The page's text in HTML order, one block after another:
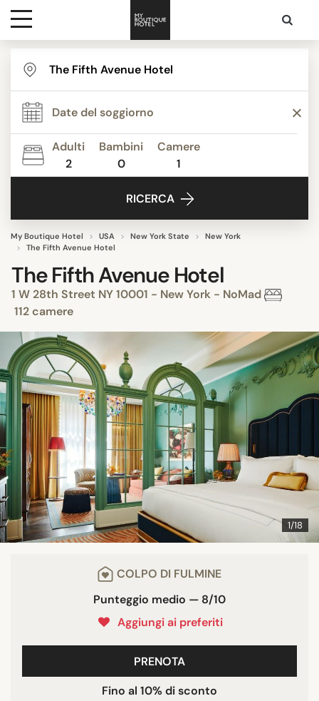
Destinazioni
Ispirazione
Contatti
Adulti
2
Bambini
0
Camere
1
RICERCA
My Boutique Hotel USA New York State
New York
The Fifth Avenue Hotel
The Fifth Avenue Hotel
1 W 28th Street NY 10001 - New York - NoMad
112 camere
1/18
COLPO DI FULMINE
Punteggio medio — 8/10
Aggiungi ai preferiti
PRENOTA
Fino al 10% di sconto